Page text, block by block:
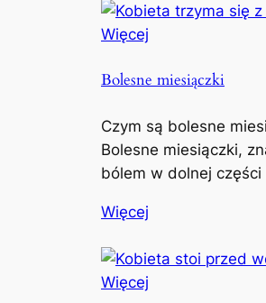
Więcej
Bolesne miesiączki
Czym są bolesne
Bolesne miesiączki,
bólem w dolnej
Więcej
Więcej